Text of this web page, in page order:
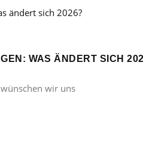
WAS ÄNDERT SICH
wünschen wir uns